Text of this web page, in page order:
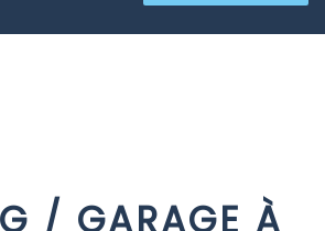
/ GARAGE À